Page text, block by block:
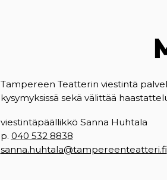
Tampereen Teatterin viestintä
kysymyksissä sekä välittää
viestintäpäällikkö Sanna Huhtala
p. 040 532 8838
sanna.huhtala@tampereenteatteri.fi